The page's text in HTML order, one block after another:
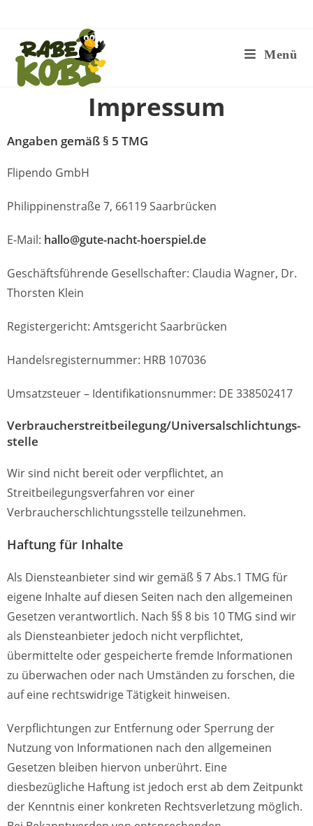
Menü
Impressum
Angaben gemäß § 5 TMG
Flipendo GmbH
Philippinenstraße 7, 66119 Saarbrücken
E-Mail: hallo@gute-nacht-hoerspiel.de
Geschäftsführende Gesellschafter: Claudia Wagner, Dr.
Thorsten Klein
Registergericht: Amtsgericht Saarbrücken
Handelsregisternummer: HRB 107036
Umsatzsteuer – Identifikationsnummer: DE 338502417
Verbraucher­streit­beilegung/Universal­schlichtungs­
stelle
Wir sind nicht bereit oder verpflichtet, an
Streitbeilegungsverfahren vor einer
Verbraucherschlichtungsstelle teilzunehmen.
Haftung für Inhalte
Als Diensteanbieter sind wir gemäß § 7 Abs.1 TMG für
eigene Inhalte auf diesen Seiten nach den allgemeinen
Gesetzen verantwortlich. Nach §§ 8 bis 10 TMG sind wir
als Diensteanbieter jedoch nicht verpflichtet,
übermittelte oder gespeicherte fremde Informationen
zu überwachen oder nach Umständen zu forschen, die
auf eine rechtswidrige Tätigkeit hinweisen.
Verpflichtungen zur Entfernung oder Sperrung der
Nutzung von Informationen nach den allgemeinen
Gesetzen bleiben hiervon unberührt. Eine
diesbezügliche Haftung ist jedoch erst ab dem Zeitpunkt
der Kenntnis einer konkreten Rechtsverletzung möglich.